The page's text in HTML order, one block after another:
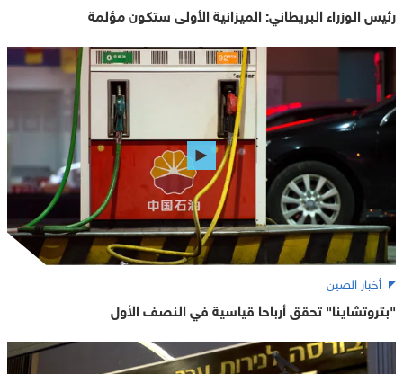
رئيس الوزراء البريطاني: الميزانية الأولى ستكون مؤلمة
أخبار الصين
"بتروتشاينا" تحقق أرباحا قياسية في النصف الأول